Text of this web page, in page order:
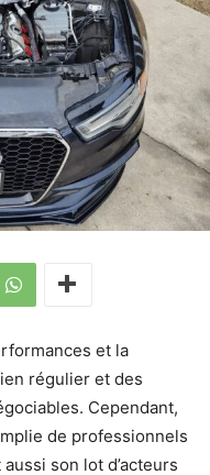
et la
régulier et des
Cependant,
de professionnels
son lot d’acteurs